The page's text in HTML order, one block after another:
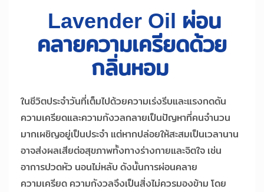
Lavender Oil ผ่อน
คลายความเครียดด้วย
กลิ่นหอม
ในชีวิตประจำวันที่เต็มไปด้วยความเร่งรีบและแรงกดดัน
ความเครียดและความกังวลกลายเป็นปัญหาที่คนจำนวน
มากเผชิญอยู่เป็นประจำ แต่หากปล่อยให้สะสมเป็นเวลานาน
อาจส่งผลเสียต่อสุขภาพทั้งทางร่างกายและจิตใจ เช่น
อาการปวดหัว นอนไม่หลับ ดังนั้นการผ่อนคลาย
ความเครียด ความกังวลจึงเป็นสิ่งไม่ควรมองข้าม โดย